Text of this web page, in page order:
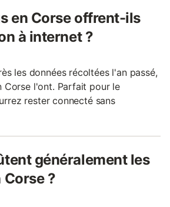
en Corse offrent-ils
à internet ?
les données récoltées l'an passé,
Corse l'ont. Parfait pour le
rester connecté sans
généralement les
?